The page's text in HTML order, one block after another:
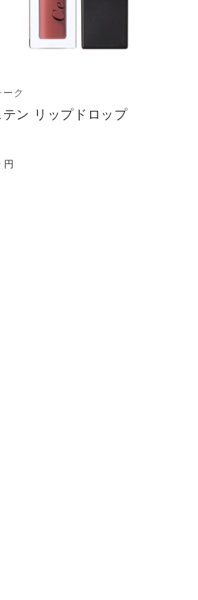
ーク
テン リップドロップ
円